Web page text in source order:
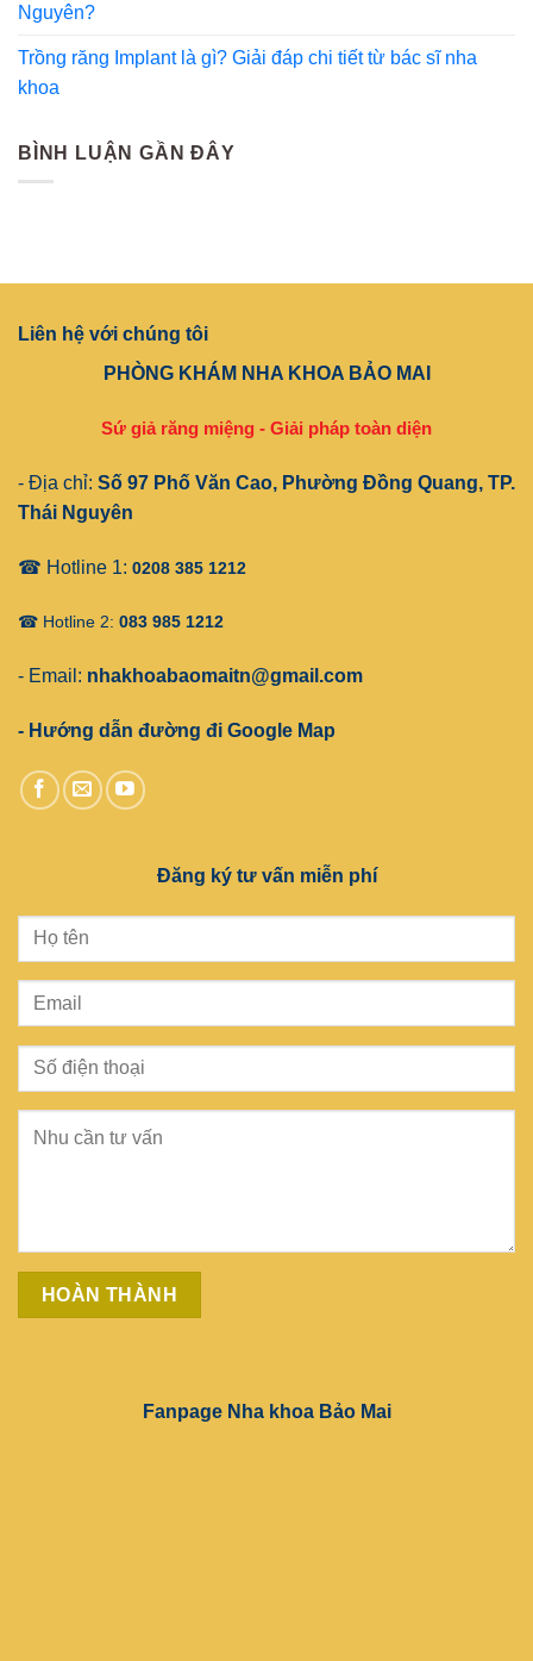
Nguyên?
Trồng răng Implant là gì? Giải đáp chi tiết từ bác sĩ nha
khoa
BÌNH LUẬN GẦN ĐÂY
Liên hệ với chúng tôi
PHÒNG KHÁM NHA KHOA BẢO MAI
Sứ giả răng miệng - Giải pháp toàn diện
- Địa chỉ: Số 97 Phố Văn Cao, Phường Đồng Quang, TP.
Thái Nguyên
☎ Hotline 1: 0208 385 1212
☎ Hotline 2: 083 985 1212
- Email: nhakhoabaomaitn@gmail.com
- Hướng dẫn đường đi Google Map
Đăng ký tư vấn miễn phí
Fanpage Nha khoa Bảo Mai